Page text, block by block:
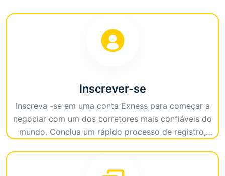
Inscrever-se
Inscreva -se em uma conta Exness para começar a
negociar com um dos corretores mais confiáveis ​​do
mundo. Conclua um rápido processo de registro,